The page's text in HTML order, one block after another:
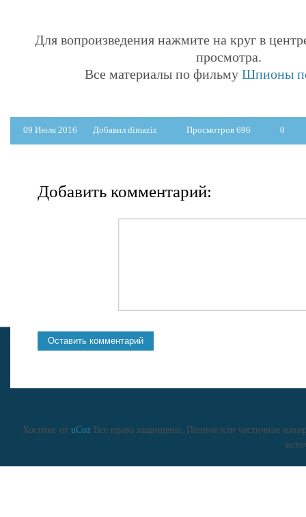
Для вопроизведения нажмите на круг в
просмотра.
Все материалы по фильму Шпионы
09 Июля 2016 Добавил dimaziz Просмотров 696 0
Добавить комментарий:
Хостинг от uCozВсе права защищены. Полное или частичное